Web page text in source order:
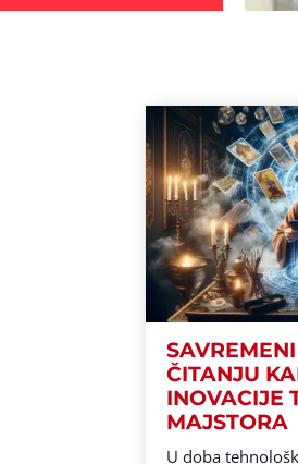
ČITANJU
INOVACIJE
MAJSTORA
U doba